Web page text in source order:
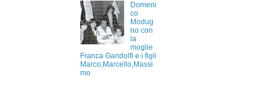
Domeni
co
Modug
no con
la
moglie
Franca Gandolfi e i figli
Marco,Marcello,Massi
mo